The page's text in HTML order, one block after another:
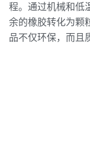
程。通过机械和低
余的橡胶转化为颗
品不仅环保，而且